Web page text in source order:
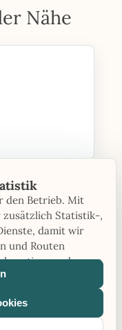
den Betrieb. Mit
zusätzlich Statistik-,
damit wir
und Routen
oder nur
Nähe
Meer